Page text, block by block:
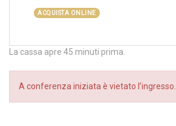
ACQUISTA ONLINE
La cassa apre 45 minuti prima.
A conferenza iniziata è vietato l’ingresso.